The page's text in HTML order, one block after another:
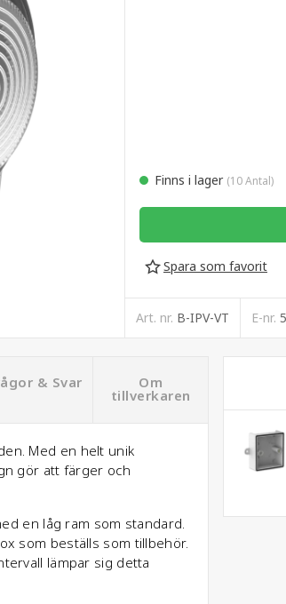
Finns i lager (10 Antal)
Spara som favorit
Art. nr. B-IPV-VT E-nr.
& Svar Om
tillverkaren
Med en helt unik
gör att färger och
en låg ram som standard.
som beställs som tillbehör.
lämpar sig detta